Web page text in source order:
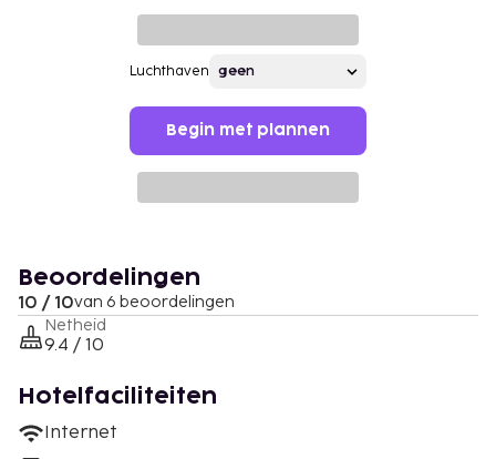
Luchthaven
Begin met plannen
Beoordelingen
10 / 10van 6 beoordelingen
Netheid
9.4 / 10
Hotelfaciliteiten
Internet